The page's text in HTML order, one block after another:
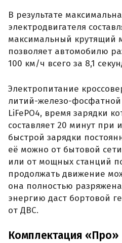
В результате
электродвигателя
максимальный крутящий
позволяет автомобилю
100 км/ч всего за 8,1
Электропитание
литий-железо-фосфатной
LiFePO4, время зарядки
составляет 20 минут при
быстрой зарядки
её можно от бытовой
или от мощных станций
продолжать движение
она полностью
энергию даст бортовой
от ДВС.
Комплектация «Про»